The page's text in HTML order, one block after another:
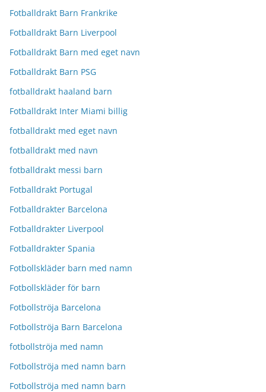
Fotballdrakt Barn Frankrike
Fotballdrakt Barn Liverpool
Fotballdrakt Barn med eget navn
Fotballdrakt Barn PSG
fotballdrakt haaland barn
Fotballdrakt Inter Miami billig
fotballdrakt med eget navn
fotballdrakt med navn
fotballdrakt messi barn
Fotballdrakt Portugal
Fotballdrakter Barcelona
Fotballdrakter Liverpool
Fotballdrakter Spania
Fotbollskläder barn med namn
Fotbollskläder för barn
Fotbollströja Barcelona
Fotbollströja Barn Barcelona
fotbollströja med namn
Fotbollströja med namn barn
Fotbollströja med namn barn